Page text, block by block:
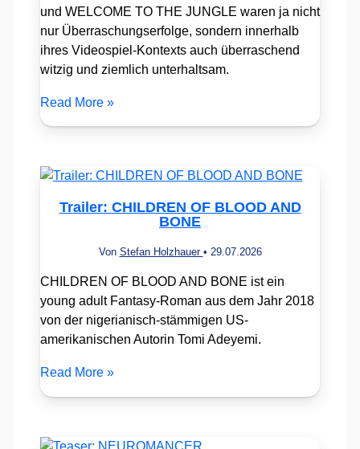
und WELCOME TO THE JUNGLE waren ja nicht
nur Überraschungserfolge, sondern innerhalb
ihres Videospiel-Kontexts auch überraschend
witzig und ziemlich unterhaltsam.
Read More »
Trailer: CHILDREN OF BLOOD AND
BONE
Von Stefan Holzhauer • 29.07.2026
CHILDREN OF BLOOD AND BONE ist ein
young adult Fantasy-Roman aus dem Jahr 2018
von der nigerianisch-stämmigen US-
amerikanischen Autorin Tomi Adeyemi.
Read More »